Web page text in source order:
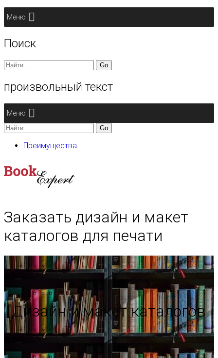
Меню
Поиск
Search
for:
произвольный текст
Меню
Search
for:
Преимущества
Заказать дизайн и макет
каталогов для печати
Дизайн и макет каталогов